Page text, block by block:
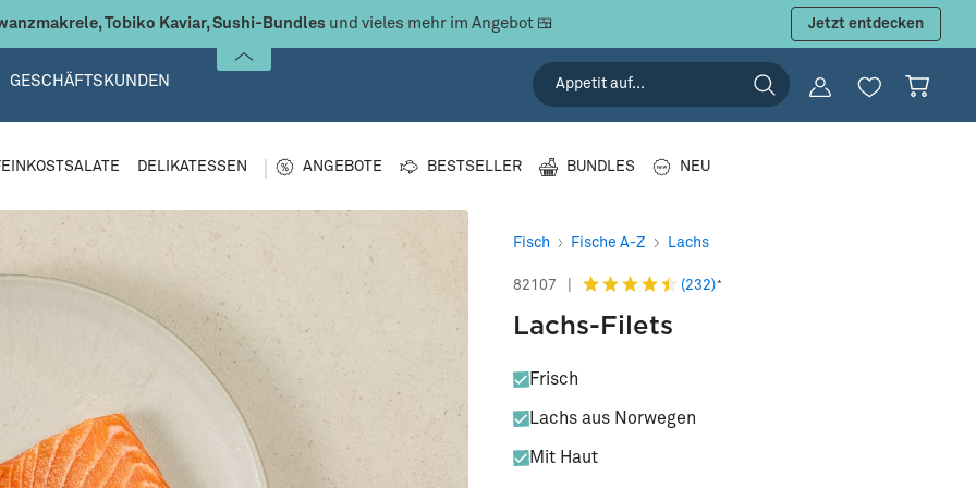
Bis zu 30% Rabatt:Die besten Zutaten für selbstgemachtes Sushi Jetzt entdecken
GESCHÄFTSKUNDEN
DELIKATESSEN ANGEBOTE BESTSELLER BUNDLES NEU
Fisch Fische A-Z Lachs
82107 (232)*
Lachs-Filets
Frisch
Lachs aus Norwegen
Mit Haut